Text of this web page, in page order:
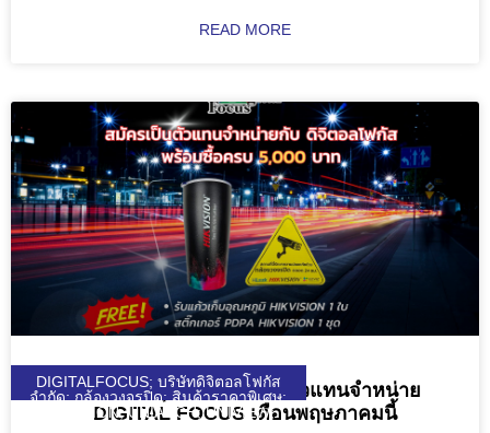
READ MORE
DIGITALFOCUS; บริษัทดิจิตอลโฟกัส
จำกัด; กล้องวงจรปิด; สินค้าราคาพิเศษ;
HIKVISION; UNIARCH; UNIVIEW;
โปรโมชั่นสุดพิเศษ! สมัครตัวแทนจำหน่าย
DIGITAL FOCUS เดือนพฤษภาคมนี้